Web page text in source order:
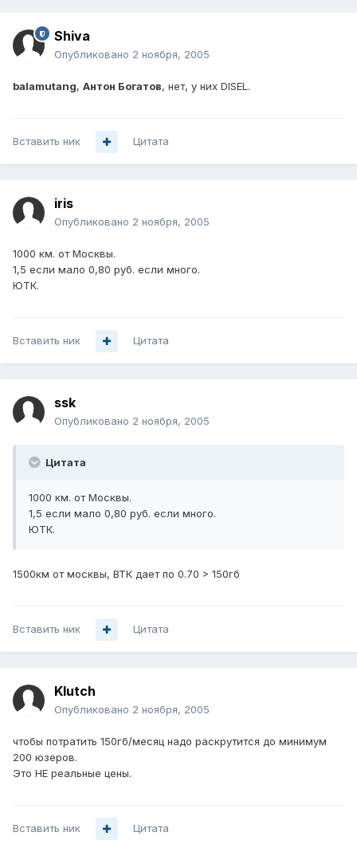
Shiva
Опубликовано 2 ноября, 2005
balamutang, Антон Богатов, нет, у них DISEL.
Вставить ник Цитата
iris
Опубликовано 2 ноября, 2005
1000 км. от Москвы.
1,5 если мало 0,80 руб. если много.
ЮТК.
Вставить ник Цитата
ssk
Опубликовано 2 ноября, 2005
Цитата
1000 км. от Москвы.
1,5 если мало 0,80 руб. если много.
ЮТК.
1500км от москвы, ВТК дает по 0.70 > 150гб
Вставить ник Цитата
Klutch
Опубликовано 2 ноября, 2005
чтобы потратить 150гб/месяц надо раскрутится до минимум
200 юзеров.
Это НЕ реальные цены.
Вставить ник Цитата